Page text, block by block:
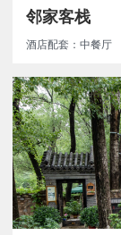
邻家客栈
酒店配套：中餐厅